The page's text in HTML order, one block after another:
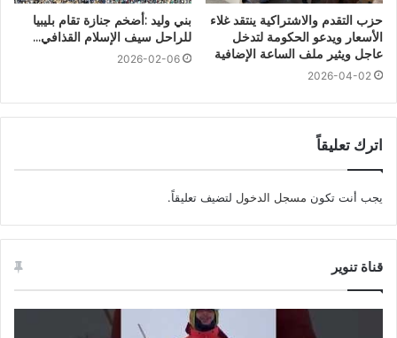
حزب التقدم والاشتراكية ينتقد غلاء
الأسعار ويدعو الحكومة لتدخل
عاجل ويثير ملف الساعة الإضافية
2026-04-02
بني وليد :أضخم جنازة تقام بليبيا
للراحل سيف الإسلام القذافي…
2026-02-06
اترك تعليقاً
يجب أنت تكون مسجل الدخول لتضيف تعليقاً.
قناة تنوير